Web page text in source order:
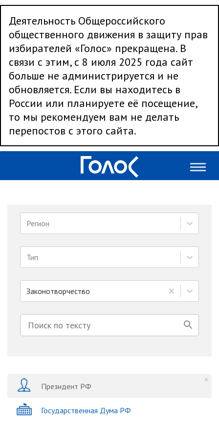
Деятельность Общероссийского
общественного движения в защиту прав
избирателей «Голос» прекращена. В
связи с этим, с 8 июля 2025 года сайт
больше не администрируется и не
обновляется. Если вы находитесь в
России или планируете её посещение,
то мы рекомендуем вам не делать
перепостов с этого сайта.
Регион
Тип
Законотворчество
Президент РФ
Государственная Дума РФ